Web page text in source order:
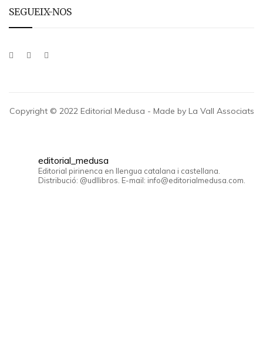
SEGUEIX-NOS
Copyright © 2022 Editorial Medusa - Made by La Vall Associats
editorial_medusa
Editorial pirinenca en llengua catalana i castellana.
Distribució: @udllibros. E-mail: info@editorialmedusa.com.